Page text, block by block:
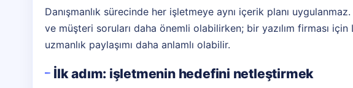
Danışmanlık sürecinde her işletmeye aynı içerik planı
ve müşteri soruları daha önemli olabilirken; bir yazılım firması
uzmanlık paylaşımı daha anlamlı olabilir.
İlk adım: işletmenin hedefini netleştirmek